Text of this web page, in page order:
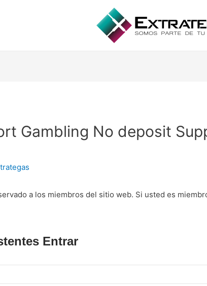
Gambling No deposit
a los miembros del sitio web. Si usted es
Entrar